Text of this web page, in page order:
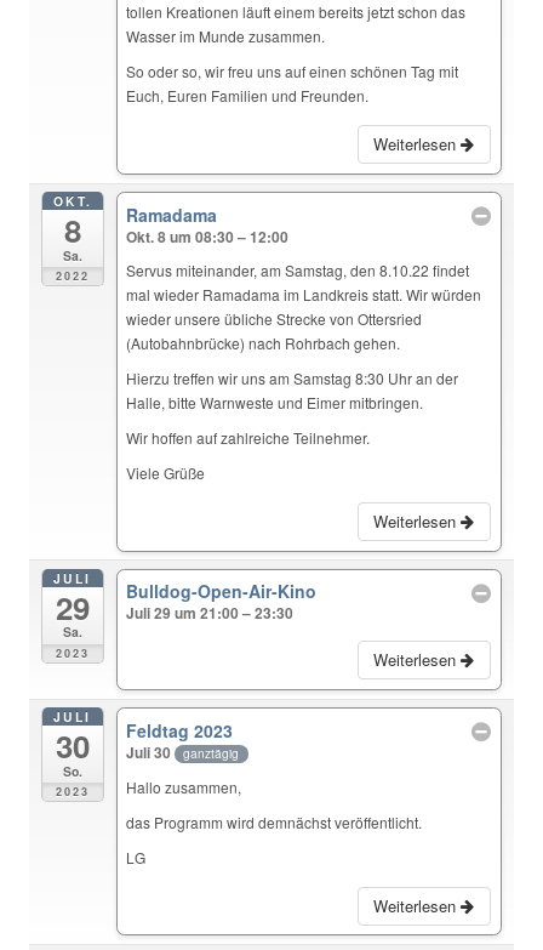
tollen Kreationen läuft einem bereits jetzt schon das
Wasser im Munde zusammen.
So oder so, wir freu uns auf einen schönen Tag mit
Euch, Euren Familien und Freunden.
Weiterlesen
OKT.
8
Sa.
2022
Ramadama
Okt. 8 um 08:30 – 12:00
Servus miteinander, am Samstag, den 8.10.22 findet
mal wieder Ramadama im Landkreis statt. Wir würden
wieder unsere übliche Strecke von Ottersried
(Autobahnbrücke) nach Rohrbach gehen.
Hierzu treffen wir uns am Samstag 8:30 Uhr an der
Halle, bitte Warnweste und Eimer mitbringen.
Wir hoffen auf zahlreiche Teilnehmer.
Viele Grüße
Weiterlesen
JULI
29
Sa.
2023
Bulldog-Open-Air-Kino
Juli 29 um 21:00 – 23:30
Weiterlesen
JULI
30
So.
2023
Feldtag 2023
Juli 30 ganztägig
Hallo zusammen,
das Programm wird demnächst veröffentlicht.
LG
Weiterlesen